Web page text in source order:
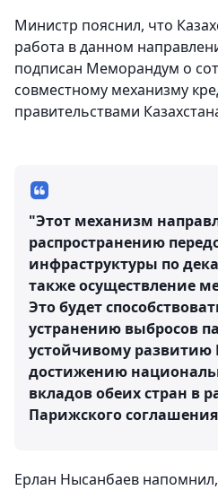
Министр пояснил, что
работа в данном
подписан Меморандум о
совместному механизму
правительствами
"Этот механизм
распространению
инфраструктуры по
также осуществление
Это будет
устранению выбросов
устойчивому развитию
достижению
вкладов обеих стран в
Парижского
Ерлан Нысанбаев